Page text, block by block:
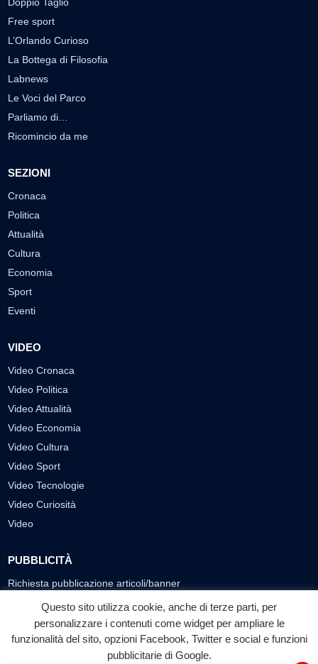
Free sport
L’Orlando Curioso
La Bottega di Filosofia
Labnews
Le Voci del Parco
Parliamo di…
Ricomincio da me
SEZIONI
Cronaca
Politica
Attualità
Cultura
Economia
Sport
Eventi
VIDEO
Video Cronaca
Video Politica
Video Attualità
Video Economia
Video Cultura
Video Sport
Video Tecnologie
Video Curiosità
Video
PUBBLICITÀ
Richiesta pubblicazione articoli/banner
SEGUICI SUI SOCIAL
f ◎ ▶
Questo sito utilizza cookie, anche di terze parti, per
personalizzare i contenuti come widget per ampliare le
funzionalità del sito, opzioni Facebook, Twitter e social e funzioni
pubblicitarie di Google.